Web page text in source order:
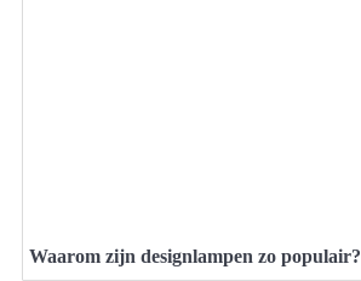
Waarom zijn designlampen zo populair?